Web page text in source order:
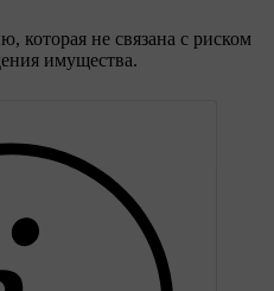
не связана с риском
имущества.